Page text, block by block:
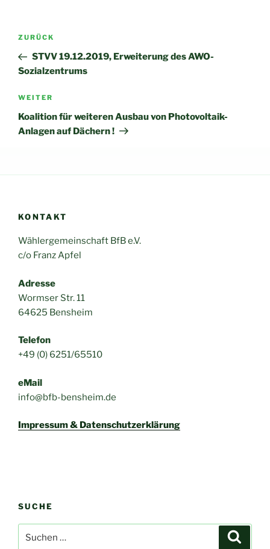
Beitragsnavigation
Vorheriger
Beitrag
ZURÜCK
STVV 19.12.2019, Erweiterung des AWO-
Sozialzentrums
Nächster
Beitrag
WEITER
Koalition für weiteren Ausbau von Photovoltaik-
Anlagen auf Dächern !
KONTAKT
Wählergemeinschaft BfB e.V.
c/o Franz Apfel
Adresse
Wormser Str. 11
64625 Bensheim
Telefon
+49 (0) 6251/65510
eMail
info@bfb-bensheim.de
Impressum & Datenschutzerklärung
SUCHE
nach: